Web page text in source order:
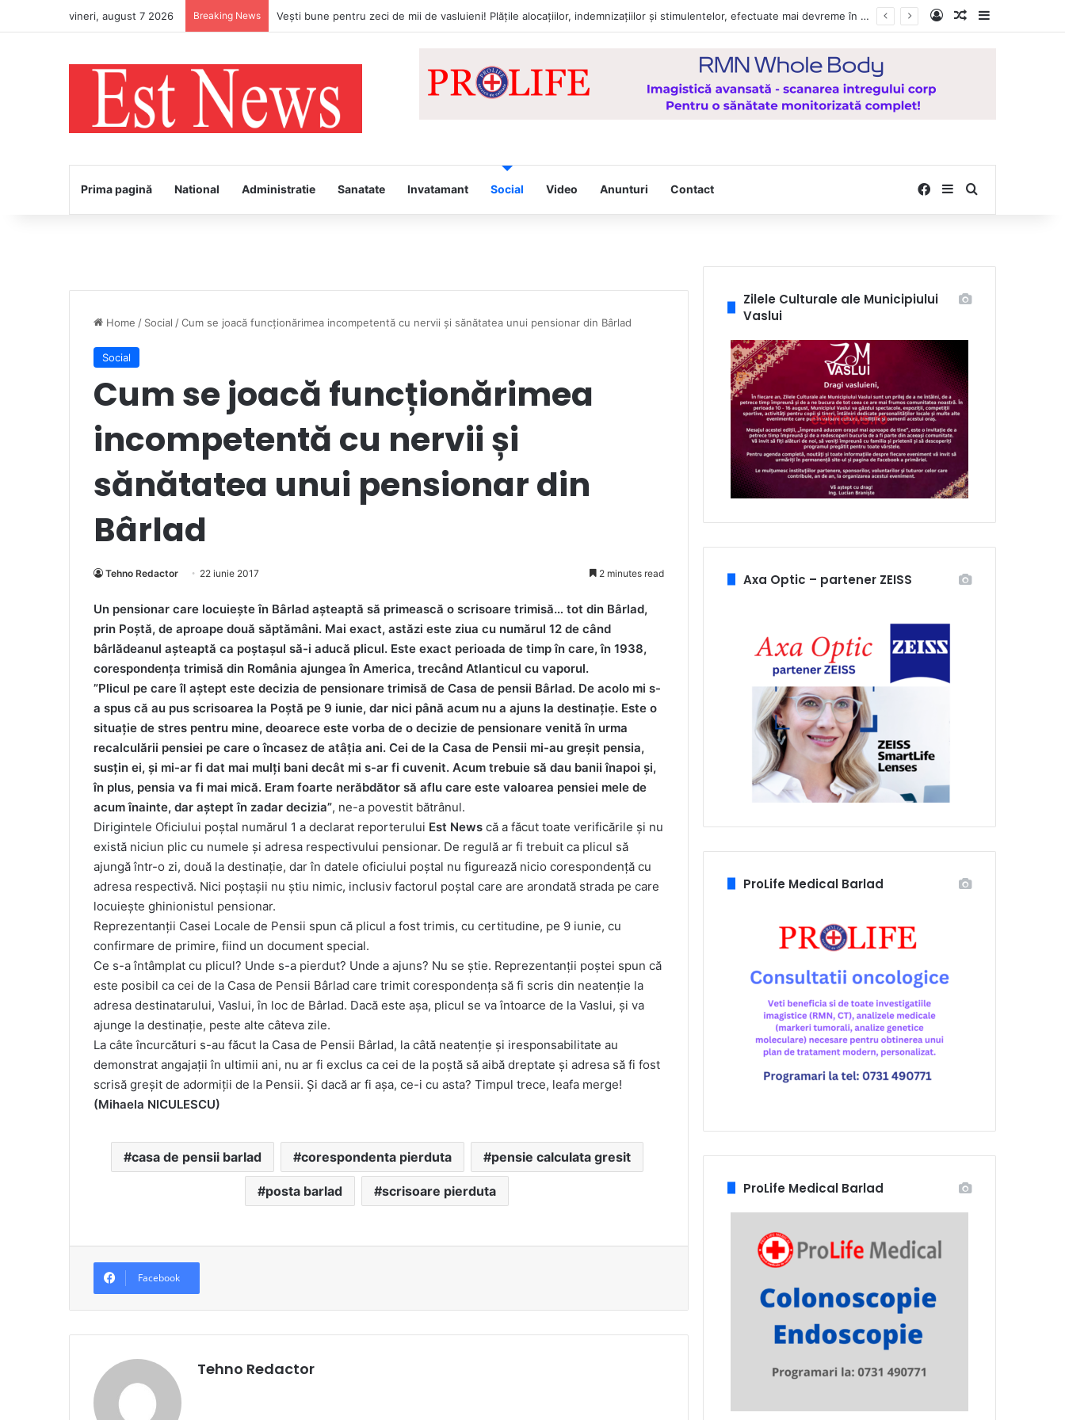
vineri, august 7 2026 Breaking News Vești bune pentru zeci de mii de vasluieni! Plățile alocațiilor, indemnizațiilor și stimulentelor, efectuate mai devreme în luna august 2026 Log InRandom Article
Prima pagină National Administratie Sanatate Invatamant Social Video Anunturi Contact Facebook
SidebarSearch for
Home / Social /Cum se joacă funcționărimea incompetentă cu nervii și sănătatea unui pensionar din Bârlad
Social
Cum se joacă funcționărimea
incompetentă cu nervii și
sănătatea unui pensionar din
Bârlad
Tehno Redactor 22 iunie 2017 2 minutes read
Un pensionar care locuiește în Bârlad așteaptă să primească o scrisoare trimisă… tot din Bârlad,
prin Poștă, de aproape două săptămâni. Mai exact, astăzi este ziua cu numărul 12 de când
bârlădeanul așteaptă ca poștașul să-i aducă plicul. Este exact perioada de timp în care, în 1938,
corespondența trimisă din România ajungea în America, trecând Atlanticul cu vaporul.
”Plicul pe care îl aștept este decizia de pensionare trimisă de Casa de pensii Bârlad. De acolo mi s-
a spus că au pus scrisoarea la Poștă pe 9 iunie, dar nici până acum nu a ajuns la destinație. Este o
situație de stres pentru mine, deoarece este vorba de o decizie de pensionare venită în urma
recalculării pensiei pe care o încasez de atâția ani. Cei de la Casa de Pensii mi-au greșit pensia,
susțin ei, și mi-ar fi dat mai mulți bani decât mi s-ar fi cuvenit. Acum trebuie să dau banii înapoi și,
în plus, pensia va fi mai mică. Eram foarte nerăbdător să aflu care este valoarea pensiei mele de
acum înainte, dar aștept în zadar decizia”, ne-a povestit bătrânul.
Dirigintele Oficiului poștal numărul 1 a declarat reporterului Est News că a făcut toate verificările și nu
există niciun plic cu numele și adresa respectivului pensionar. De regulă ar fi trebuit ca plicul să
ajungă într-o zi, două la destinație, dar în datele oficiului poștal nu figurează nicio corespondență cu
adresa respectivă. Nici poștașii nu știu nimic, inclusiv factorul poștal care are arondată strada pe care
locuiește ghinionistul pensionar.
Reprezentanții Casei Locale de Pensii spun că plicul a fost trimis, cu certitudine, pe 9 iunie, cu
confirmare de primire, fiind un document special.
Ce s-a întâmplat cu plicul? Unde s-a pierdut? Unde a ajuns? Nu se știe. Reprezentanții poștei spun că
este posibil ca cei de la Casa de Pensii Bârlad care trimit corespondența să fi scris din neatenție la
adresa destinatarului, Vaslui, în loc de Bârlad. Dacă este așa, plicul se va întoarce de la Vaslui, și va
ajunge la destinație, peste alte câteva zile.
La câte încurcături s-au făcut la Casa de Pensii Bârlad, la câtă neatenție și iresponsabilitate au
demonstrat angajații în ultimii ani, nu ar fi exclus ca cei de la poștă să aibă dreptate și adresa să fi fost
scrisă greșit de adormiții de la Pensii. Și dacă ar fi așa, ce-i cu asta? Timpul trece, leafa merge!
(Mihaela NICULESCU)
casa de pensii barlad corespondenta pierduta pensie calculata gresit
posta barlad scrisoare pierduta
Facebook
Tehno Redactor
Zilele Culturale ale Municipiului
Vaslui
Axa Optic – partener ZEISS
ProLife Medical Barlad
ProLife Medical Barlad